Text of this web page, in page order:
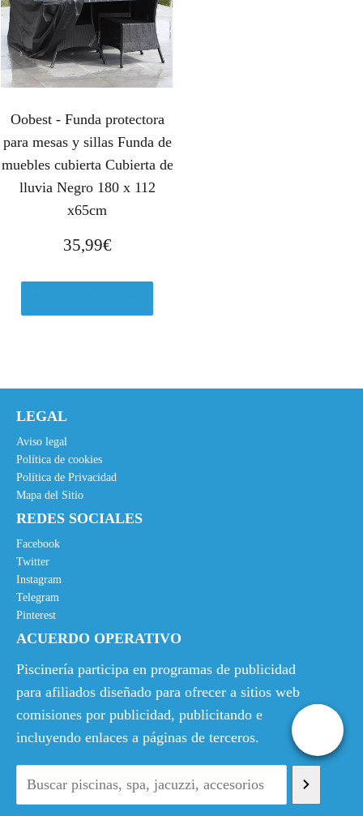
Oobest - Funda protectora
para mesas y sillas Funda de
muebles cubierta Cubierta de
lluvia Negro 180 x 112
x65cm
35,99€
LEGAL
Aviso legal
Política de cookies
Política de Privacidad
Mapa del Sitio
REDES SOCIALES
Facebook
Twitter
Instagram
Telegram
Pinterest
ACUERDO OPERATIVO
Piscinería participa en programas de publicidad
para afiliados diseñado para ofrecer a sitios web
comisiones por publicidad, publicitando e
incluyendo enlaces a páginas de terceros.